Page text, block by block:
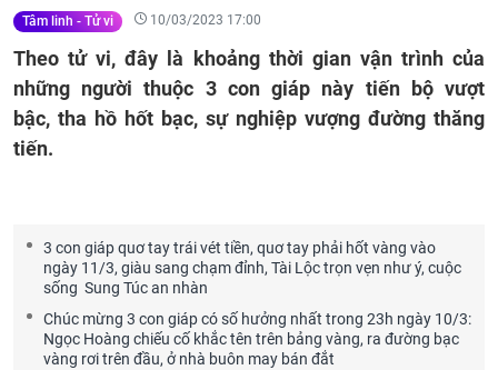
Tâm linh - Tử vi 10/03/2023 17:00
Theo tử vi, đây là khoảng thời gian vận trình của
những người thuộc 3 con giáp này tiến bộ vượt
bậc, tha hồ hốt bạc, sự nghiệp vượng đường thăng
tiến.
3 con giáp quơ tay trái vét tiền, quơ tay phải hốt vàng vào
ngày 11/3, giàu sang chạm đỉnh, Tài Lộc trọn vẹn như ý, cuộc
sống Sung Túc an nhàn
Chúc mừng 3 con giáp có số hưởng nhất trong 23h ngày 10/3:
Ngọc Hoàng chiếu cố khắc tên trên bảng vàng, ra đường bạc
vàng rơi trên đầu, ở nhà buôn may bán đắt